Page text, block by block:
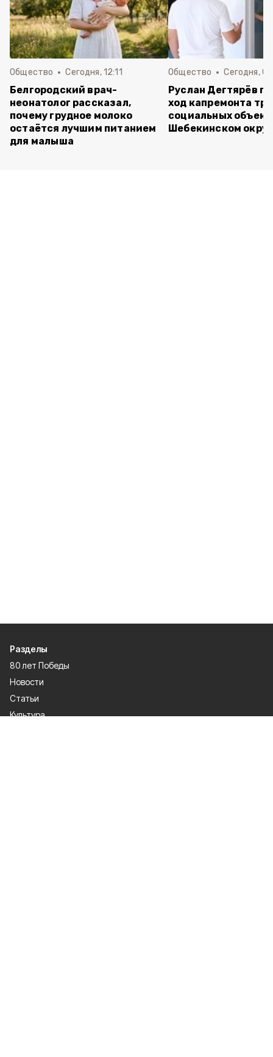
Общество Сегодня, 12:11
Белгородский врач-
неонатолог рассказал,
почему грудное молоко
остаётся лучшим питанием
для малыша
Общество Сегодня,
Руслан Дегтярёв
ход капремонта
социальных
Шебекинском
Разделы
80 лет Победы
Новости
Статьи
Культура